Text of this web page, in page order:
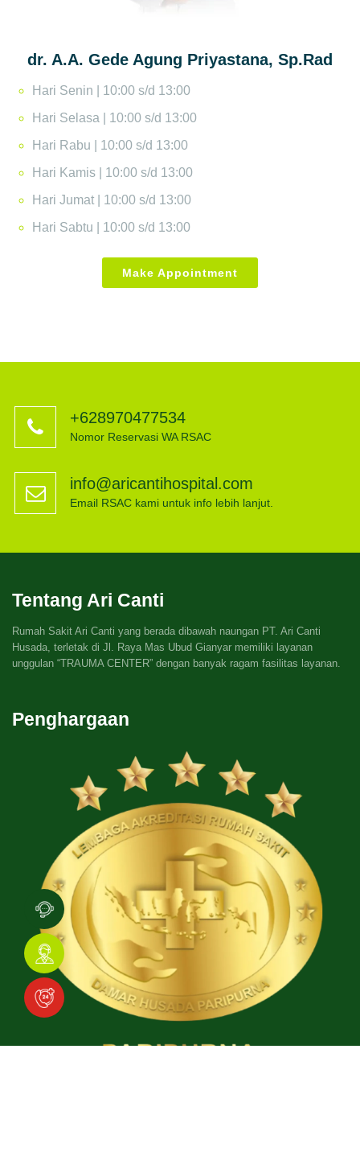
dr. A.A. Gede Agung Priyastana, Sp.Rad
Hari Senin | 10:00 s/d 13:00
Hari Selasa | 10:00 s/d 13:00
Hari Rabu | 10:00 s/d 13:00
Hari Kamis | 10:00 s/d 13:00
Hari Jumat | 10:00 s/d 13:00
Hari Sabtu | 10:00 s/d 13:00
Make Appointment
+628970477534
Nomor Reservasi WA RSAC
info@aricantihospital.com
Email RSAC kami untuk info lebih lanjut.
Tentang Ari Canti
Rumah Sakit Ari Canti yang berada dibawah naungan PT. Ari Canti
Husada, terletak di Jl. Raya Mas Ubud Gianyar memiliki layanan
unggulan “TRAUMA CENTER” dengan banyak ragam fasilitas layanan.
Penghargaan